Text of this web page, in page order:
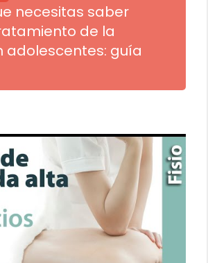
necesitas saber
de la
adolescentes: guía